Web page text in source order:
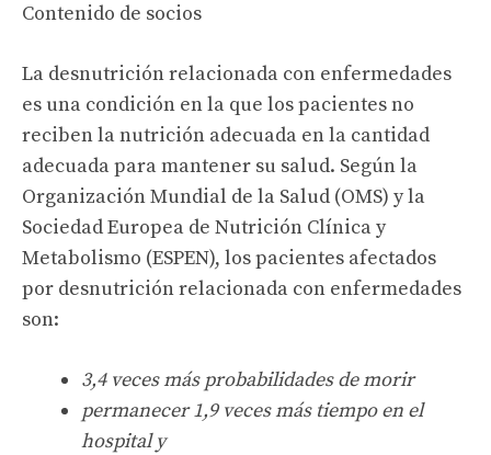
Contenido de socios
La desnutrición relacionada con enfermedades
es una condición en la que los pacientes no
reciben la nutrición adecuada en la cantidad
adecuada para mantener su salud. Según la
Organización Mundial de la Salud (OMS) y la
Sociedad Europea de Nutrición Clínica y
Metabolismo (ESPEN), los pacientes afectados
por desnutrición relacionada con enfermedades
son:
3,4 veces más probabilidades de morir
permanecer 1,9 veces más tiempo en el
hospital y